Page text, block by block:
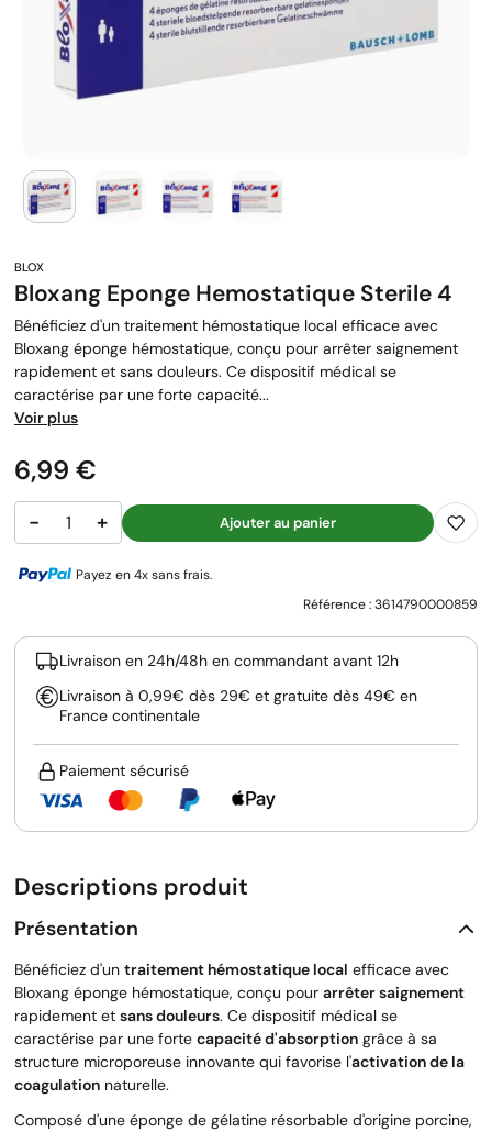
Bloxang Eponge Hemostatique Sterile 4
Bénéficiez d'un traitement hémostatique local efficace avec
Bloxang éponge hémostatique, conçu pour arrêter saignement
rapidement et sans douleurs. Ce dispositif médical se
caractérise par une forte capacité...
Voir plus
Prix
6,99 €
− + Ajouter au panier
Payez en 4x sans frais.
Référence :3614790000859
Livraison en 24h/48h en commandant avant 12h
Livraison à 0,99€ dès 29€ et gratuite dès 49€ en
France continentale
Paiement sécurisé
Descriptions produit
Présentation
Bénéficiez d'un traitement hémostatique local efficace avec
Bloxang éponge hémostatique, conçu pour arrêter saignement
rapidement et sans douleurs. Ce dispositif médical se
caractérise par une forte capacité d'absorption grâce à sa
structure microporeuse innovante qui favorise l'activation de la
coagulation naturelle.
Composé d'une éponge de gélatine résorbable d'origine porcine,